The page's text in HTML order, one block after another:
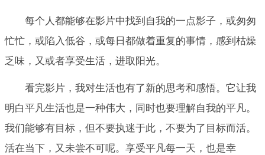
每个人都能够在影片中找到自我的一点影子，或匆匆
忙忙，或陷入低谷，或每日都做着重复的事情，感到枯燥
乏味，又或者享受生活，进取阳光。
看完影片，我对生活也有了新的思考和感悟。它让我
明白平凡生活也是一种伟大，同时也要理解自我的平凡。
我们能够有目标，但不要执迷于此，不要为了目标而活。
活在当下，又未尝不可呢。享受平凡每一天，也是幸